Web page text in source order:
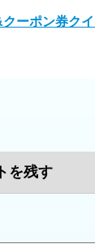
ーポン券ク
を残す